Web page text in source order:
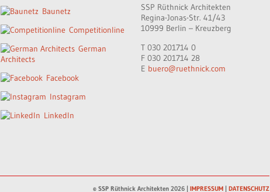
Baunetz
Competitionline
German
Architects
Facebook
Instagram
LinkedIn
SSP Rüthnick Architekten
Regina-Jonas-Str. 41/43
10999 Berlin – Kreuzberg
T 030 201714 0
F 030 201714 28
E buero@ruethnick.com
© SSP Rüthnick Architekten 2026 | IMPRESSUM | DATENSCHUTZ